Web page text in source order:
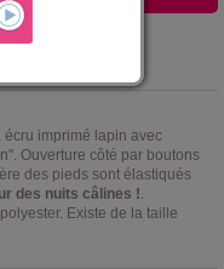
D'ENVIES
, écru imprimé lapin avec
Ouverture côté par boutons
des pieds sont élastiqués
des nuits câlines !.
Existe de la taille